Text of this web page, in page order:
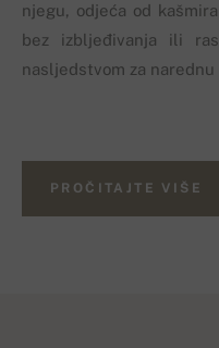
njegu, odjeća od
bez izbljeđivanja ili
nasljedstvom za narednu
PROČITAJTE VIŠE